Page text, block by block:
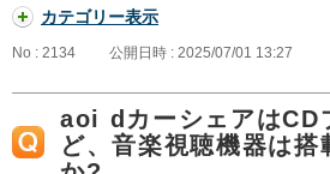
カテゴリー表示
No : 2134 公開日時 : 2025/07/01 13:27
aoi dカーシェアはCD
ど、音楽視聴機器は搭